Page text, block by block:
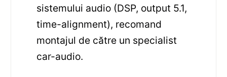
sistemului audio (DSP, output 5.1,
time-alignment), recomand
montajul de către un specialist
car-audio.